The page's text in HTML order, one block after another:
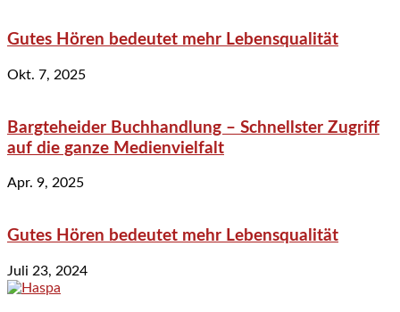
Gutes Hören bedeutet mehr Lebensqualität
Okt. 7, 2025
Bargteheider Buchhandlung – Schnellster Zugriff
auf die ganze Medienvielfalt
Apr. 9, 2025
Gutes Hören bedeutet mehr Lebensqualität
Juli 23, 2024